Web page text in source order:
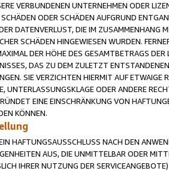
VERBUNDENEN UNTERNEHMEN ODER
ODER SCHÄDEN AUFGRUND
DATENVERLUST, DIE IM ZUSAMMENHANG
SCHÄDEN HINGEWIESEN WURDEN.
DER HÖHE DES GESAMTBETRAGS
DAS ZU DEM ZULETZT
SIE VERZICHTEN HIERMIT AUF
UNTERLASSUNGSKLAGE ODER ANDERE
EINE EINSCHRÄNKUNG VON
KÖNNEN.
HAFTUNGSAUSSCHLUSS NACH DEN
AUS, DIE UNMITTELBAR ODER
IHRER NUTZUNG DER